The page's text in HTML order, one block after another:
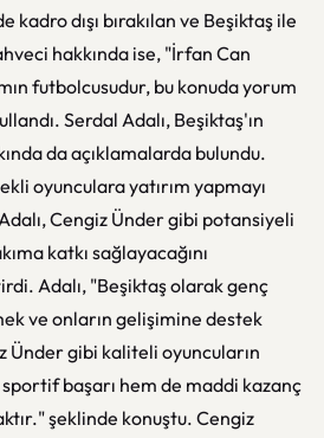
dışı bırakılan ve Beşiktaş ile
hakkında ise, "İrfan Can
futbolcusudur, bu konuda yorum
Serdal Adalı, Beşiktaş'ın
da açıklamalarda bulundu.
oyunculara yatırım yapmayı
Cengiz Ünder gibi potansiyeli
katkı sağlayacağını
Adalı, "Beşiktaş olarak genç
ve onların gelişimine destek
Ünder gibi kaliteli oyuncuların
sportif başarı hem de maddi kazanç
şeklinde konuştu. Cengiz